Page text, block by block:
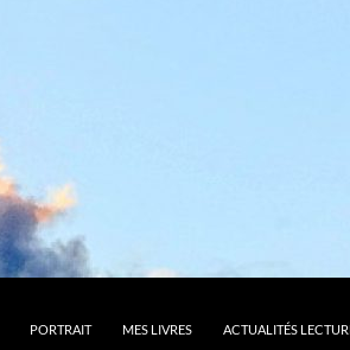
PORTRAIT MES LIVRES ACTUALITÉS